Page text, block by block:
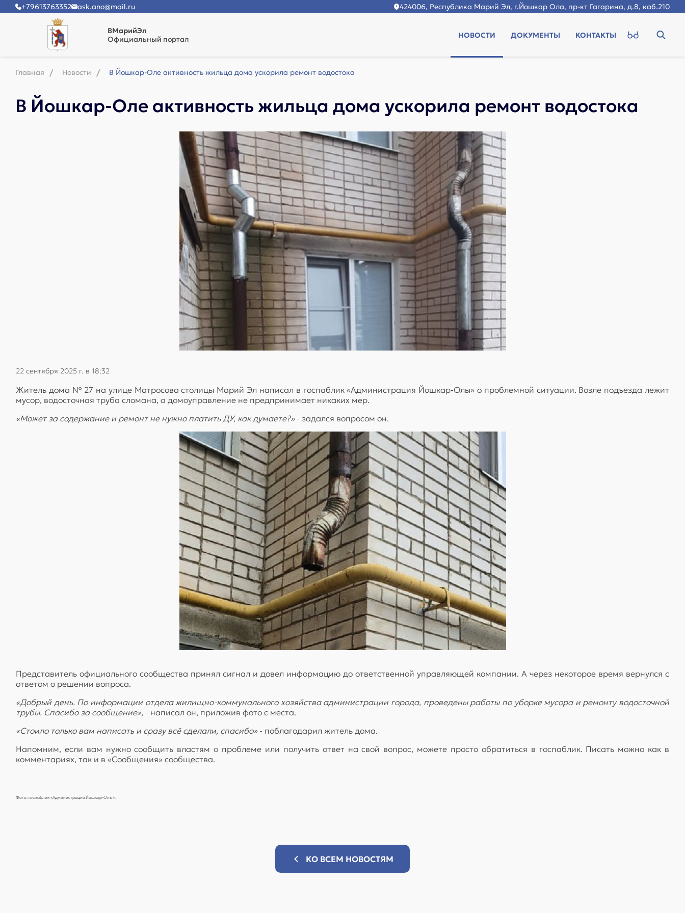
+79613763352 ask.ano@mail.ru 424006, Республика Марий Эл, г.Йошкар Ола, пр-кт Гагарина, д.8, каб.210
ВМарийЭл
Официальный портал
НОВОСТИ ДОКУМЕНТЫ КОНТАКТЫ
Главная Новости В Йошкар-Оле активность жильца дома ускорила ремонт водостока
В Йошкар-Оле активность жильца дома ускорила ремонт водостока
22 сентября 2025 г. в 18:32
Житель дома № 27 на улице Матросова столицы Марий Эл написал в госпаблик «Администрация Йошкар-Олы» о проблемной ситуации. Возле подъезда лежит
мусор, водосточная труба сломана, а домоуправление не предпринимает никаких мер.
«Может за содержание и ремонт не нужно платить ДУ, как думаете?»- задался вопросом он.
Представитель официального сообщества принял сигнал и довел информацию до ответственной управляющей компании. А через некоторое время вернулся с
ответом о решении вопроса.
«Добрый день. По информации отдела жилищно-коммунального хозяйства администрации города, проведены работы по уборке мусора и ремонту водосточной
трубы. Спасибо за сообщение», - написал он, приложив фото с места.
«Стоило только вам написать и сразу всё сделали, спасибо»- поблагодарил житель дома.
Напомним, если вам нужно сообщить властям о проблеме или получить ответ на свой вопрос, можете просто обратиться в госпаблик. Писать можно как в
комментариях, так и в «Сообщения» сообщества.
Фото: госпаблик «Администрация Йошкар-Олы».
КО ВСЕМ НОВОСТЯМ